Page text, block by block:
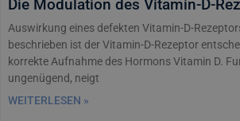
Die Modulation des Vitamin-D-
Auswirkung eines defekten Vitamin-D-
beschrieben ist der Vitamin-D-Rezeptor
korrekte Aufnahme des Hormons Vitamin D.
ungenügend, neigt
WEITERLESEN »